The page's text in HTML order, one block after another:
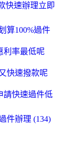
快速辦理立即
算100%過件
利率最低呢
快速撥款呢
請快速過件低
件辦理 (134)